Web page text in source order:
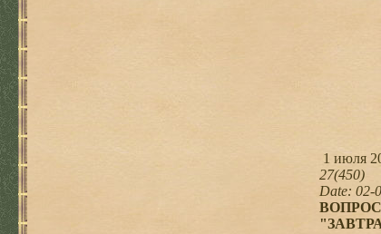
1 июля
27(450)
Date: 02-
ВОПРОС